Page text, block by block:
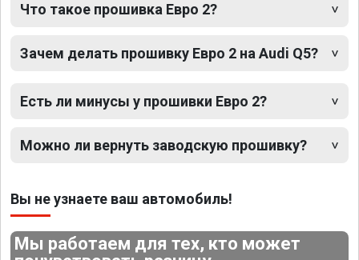
Что такое прошивка Евро 2?
Зачем делать прошивку Евро 2 на Audi Q5?
Есть ли минусы у прошивки Евро 2?
Можно ли вернуть заводскую прошивку?
Вы не узнаете ваш автомобиль!
Мы работаем для тех, кто может